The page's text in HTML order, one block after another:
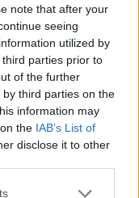
note that after your
seeing
utilized by
parties prior to
of the further
third parties on the
information may
the IAB’s List of
disclose it to other